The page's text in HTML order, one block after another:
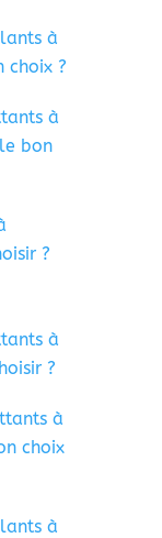
à
choix ?
à
bon
?
à
?
à
choix
à